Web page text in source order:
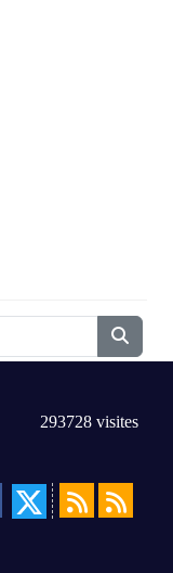
293728 visites